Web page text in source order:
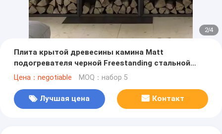
2/4
Плита крытой древесины камина Matt
подогревателя черной Freestanding стальной
горя
Цена：negotiable MOQ：набор 5
Лучшая цена Контакт